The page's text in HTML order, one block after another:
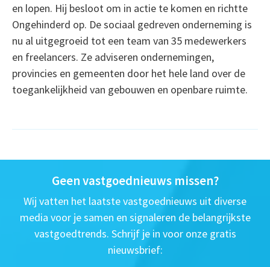
en lopen. Hij besloot om in actie te komen en richtte
Ongehinderd op. De sociaal gedreven onderneming is
nu al uitgegroeid tot een team van 35 medewerkers
en freelancers. Ze adviseren ondernemingen,
provincies en gemeenten door het hele land over de
toegankelijkheid van gebouwen en openbare ruimte.
Geen vastgoednieuws missen?
Wij vatten het laatste vastgoednieuws uit diverse
media voor je samen en signaleren de belangrijkste
vastgoedtrends. Schrijf je in voor onze gratis
nieuwsbrief: